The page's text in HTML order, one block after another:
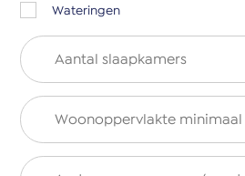
Wateringen